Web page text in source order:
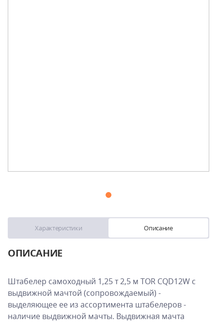
Характеристики Описание
ОПИСАНИЕ
Штабелер самоходный 1,25 т 2,5 м TOR CQD12W с
выдвижной мачтой (сопровождаемый) -
выделяющее ее из ассортимента штабелеров -
наличие выдвижной мачты. Выдвижная мачта